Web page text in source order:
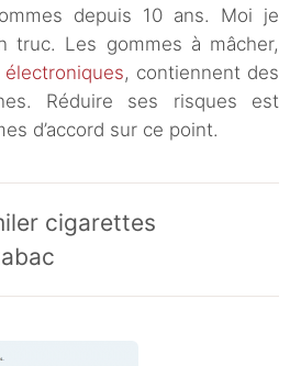
depuis 10 ans. Moi je
truc. Les gommes à mâcher,
, contiennent des
Réduire ses risques est
d’accord sur ce point.
cigarettes